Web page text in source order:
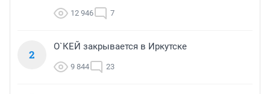
12 946 7
2
О`КЕЙ закрывается в Иркутске
9 844 23